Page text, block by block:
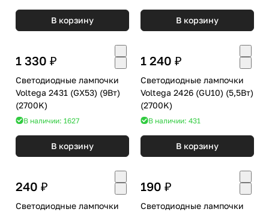
В корзину В корзину
1 330 ₽
Светодиодные лампочки
Voltega 2431 (GX53) (9Вт)
(2700K)
В наличии: 1627
В корзину
1 240 ₽
Светодиодные лампочки
Voltega 2426 (GU10) (5,5Вт)
(2700K)
В наличии: 431
В корзину
240 ₽
Светодиодные лампочки
190 ₽
Светодиодные лампочки